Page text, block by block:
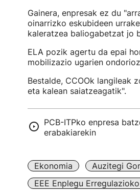
Gainera, enpresak ez du
oinarrizko eskubideen
kaleratzea baliogabetzat jo
ELA pozik agertu da epai
mobilizazio ugarien
Bestalde, CCOOk langileak
eta kalean saiatzeagatik".
PCB-ITPko enpresa
erabakiarekin
Ekonomia Auzitegi
EEE Enplegu